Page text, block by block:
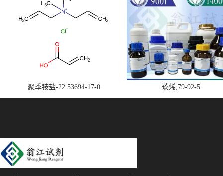
聚季铵盐-22 53694-17-0 莰烯,79-92-5